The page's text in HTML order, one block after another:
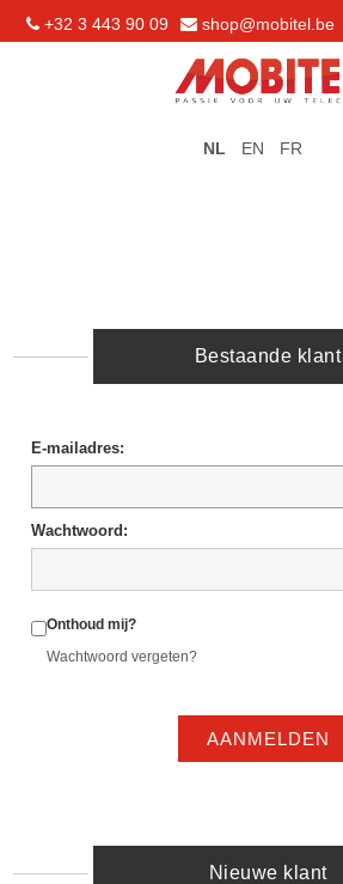
+32 3 443 90 09 shop@mobitel.be
NL EN FR
Bestaande klant
E-mailadres:
Wachtwoord:
Onthoud mij?
Wachtwoord vergeten?
AANMELDEN
Nieuwe klant